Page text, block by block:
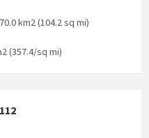
km2 (104.2 sq mi)
(357.4/sq mi)